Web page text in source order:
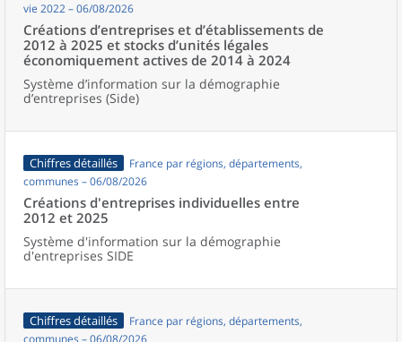
vie 2022 – 06/08/2026
Créations d’entreprises et d’établissements de
2012 à 2025 et stocks d’unités légales
économiquement actives de 2014 à 2024
Système d’information sur la démographie
d’entreprises (Side)
Chiffres détaillés
France par régions, départements,
communes – 06/08/2026
Créations d'entreprises individuelles entre
2012 et 2025
Système d'information sur la démographie
d'entreprises SIDE
Chiffres détaillés
France par régions, départements,
communes – 06/08/2026